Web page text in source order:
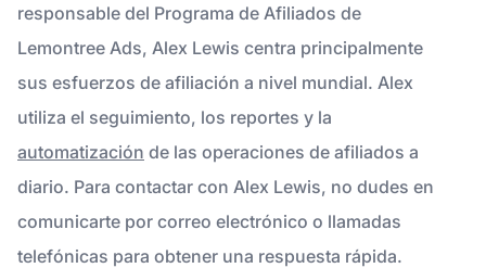
responsable del Programa de Afiliados de
Lemontree Ads, Alex Lewis centra principalmente
sus esfuerzos de afiliación a nivel mundial. Alex
utiliza el seguimiento, los reportes y la
automatización de las operaciones de afiliados a
diario. Para contactar con Alex Lewis, no dudes en
comunicarte por correo electrónico o llamadas
telefónicas para obtener una respuesta rápida.